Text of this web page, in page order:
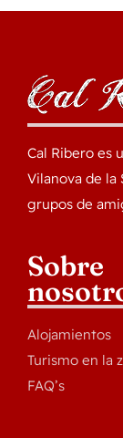
Cal Ribero es
Vilanova de la
grupos de
Sobre
Alojamientos
Turismo en la
FAQ’s